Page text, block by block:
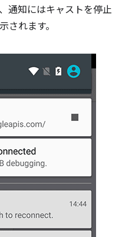
通知にはキャストを停止
されます。